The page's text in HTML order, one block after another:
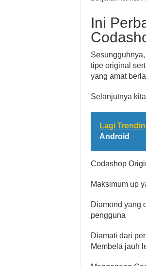
Ini
tipe original
yang amat
Selanjutnya
Lagi
Android
Codashop
Maksimum up
Diamond yang
pengguna
Diamati dari
Membela jauh